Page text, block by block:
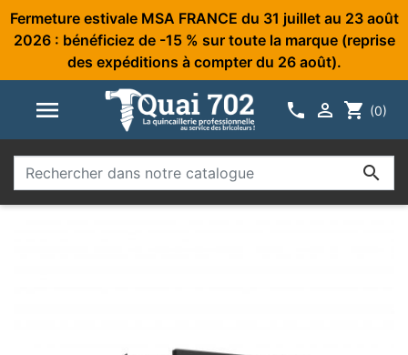
Fermeture estivale MSA FRANCE du 31 juillet au 23 août
2026 : bénéficiez de -15 % sur toute la marque (reprise
des expéditions à compter du 26 août).
   shopping_cart (0)
